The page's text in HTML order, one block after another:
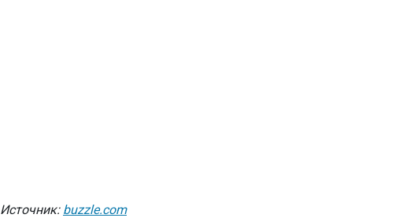
Источник: buzzle.com